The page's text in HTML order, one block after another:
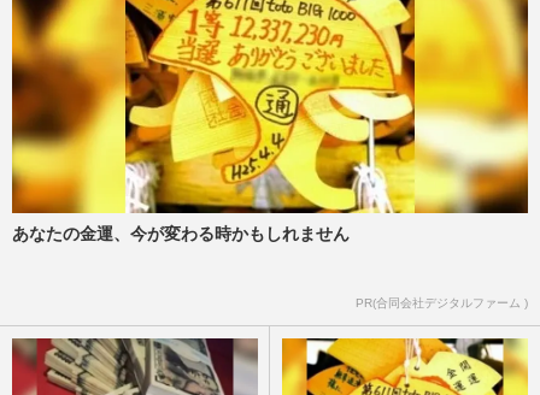
あなたの金運、今が変わる時かもしれません
PR(合同会社デジタルファーム )